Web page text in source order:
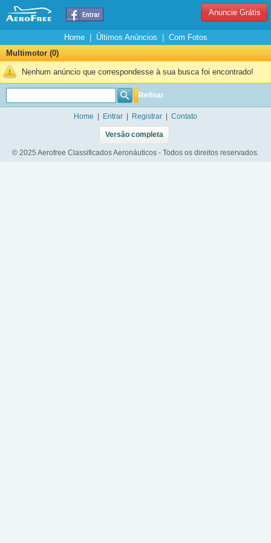
Anuncie Grátis
Home| Últimos Anúncios
Com Fotos
Multimotor (0)
Nenhum anúncio que correspondesse à sua busca foi encontrado!
Refinar
Home Entrar Registrar Contato
Versão completa
© 2025 Aerofree Classificados Aeronáuticos - Todos os direitos reservados.